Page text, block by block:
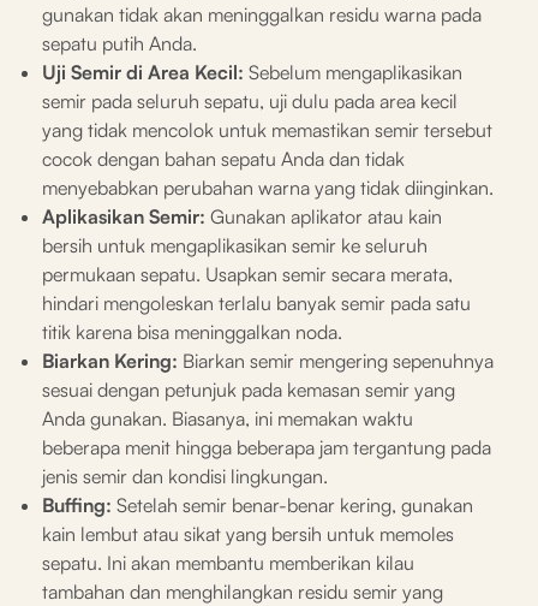
gunakan tidak akan meninggalkan residu warna pada
sepatu putih Anda.
Uji Semir di Area Kecil: Sebelum mengaplikasikan
semir pada seluruh sepatu, uji dulu pada area kecil
yang tidak mencolok untuk memastikan semir tersebut
cocok dengan bahan sepatu Anda dan tidak
menyebabkan perubahan warna yang tidak diinginkan.
Aplikasikan Semir: Gunakan aplikator atau kain
bersih untuk mengaplikasikan semir ke seluruh
permukaan sepatu. Usapkan semir secara merata,
hindari mengoleskan terlalu banyak semir pada satu
titik karena bisa meninggalkan noda.
Biarkan Kering: Biarkan semir mengering sepenuhnya
sesuai dengan petunjuk pada kemasan semir yang
Anda gunakan. Biasanya, ini memakan waktu
beberapa menit hingga beberapa jam tergantung pada
jenis semir dan kondisi lingkungan.
Buffing: Setelah semir benar-benar kering, gunakan
kain lembut atau sikat yang bersih untuk memoles
sepatu. Ini akan membantu memberikan kilau
tambahan dan menghilangkan residu semir yang